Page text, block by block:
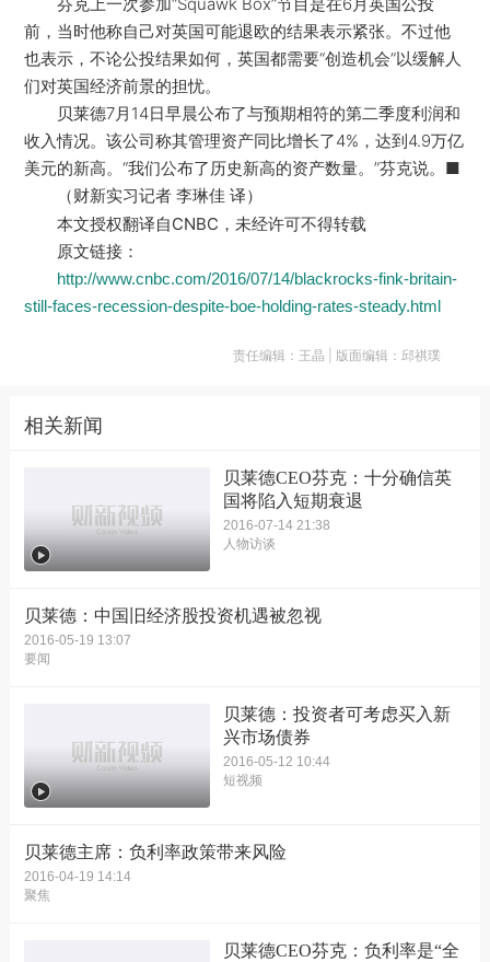
前，当时他称自己对英国可能退欧的结果表示紧张。不过他
也表示，不论公投结果如何，英国都需要“创造机会”以缓解人
们对英国经济前景的担忧。
贝莱德7月14日早晨公布了与预期相符的第二季度利润和
收入情况。该公司称其管理资产同比增长了4%，达到4.9万亿
美元的新高。“我们公布了历史新高的资产数量。”芬克说。■
（财新实习记者 李琳佳 译）
本文授权翻译自CNBC，未经许可不得转载
原文链接：
http://www.cnbc.com/2016/07/14/blackrocks-fink-britain-
still-faces-recession-despite-boe-holding-rates-steady.html
责任编辑：王晶 | 版面编辑：邱祺璞
相关新闻
贝莱德CEO芬克：十分确信英
国将陷入短期衰退
2016-07-14 21:38
人物访谈
贝莱德：中国旧经济股投资机遇被忽视
2016-05-19 13:07
要闻
贝莱德：投资者可考虑买入新
兴市场债券
2016-05-12 10:44
短视频
贝莱德主席：负利率政策带来风险
2016-04-19 14:14
聚焦
贝莱德CEO芬克：负利率是“全